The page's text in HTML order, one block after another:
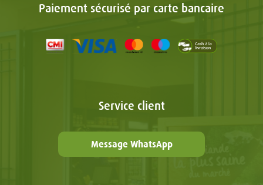
Paiement sécurisé par carte bancaire
Service client
Message WhatsApp